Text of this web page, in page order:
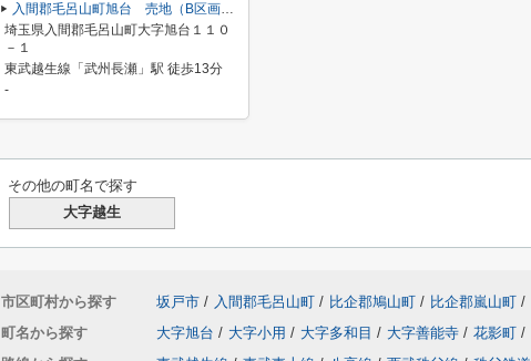
入間郡毛呂山町旭台 売地（B区画／全４区画）
埼玉県入間郡毛呂山町大字旭台１１０
－１
東武越生線「武州長瀬」駅 徒歩13分
-
その他の町名で探す
大字越生
市区町村から探す 坂戸市 / 入間郡毛呂山町 / 比企郡鳩山町 / 比企郡嵐山町 /
町名から探す
大字旭台 / 大字小用 / 大字多和目 / 大字善能寺 / 花影町 /